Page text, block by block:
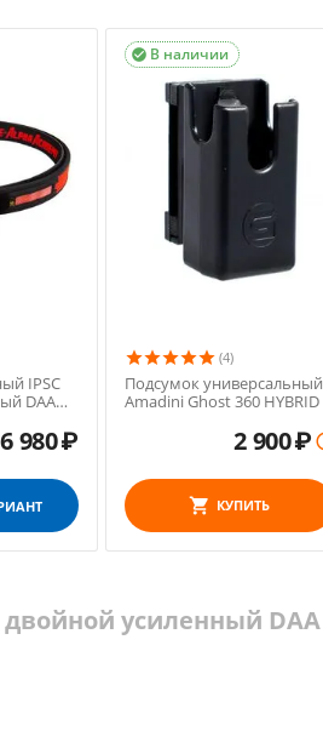
IPSC
DAA
6 980₽
В наличии

(4)
Подсумок универсальный
Amadini Ghost 360 HYBRID
2 900₽
КУПИТЬ
усиленный DAA